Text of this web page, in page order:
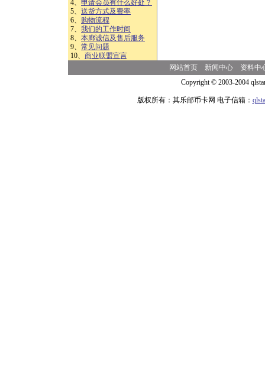
4、 申请会员有什么好处？
5、 送货方式及费率
6、 购物流程
7、 我们的工作时间
8、 本廊诚信及售后服务
9、 常见问题
10、 商业联盟宣言
网站首页 新闻中心
资料中
Copyright © 2003-2004
版权所有：其乐邮币卡网 电子信箱：